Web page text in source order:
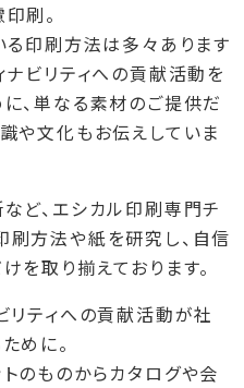
刷。
る印刷方法は多々あります
ナビリティへの貢献活動を
、単なる素材のご提供だ
や文化もお伝えしていま
ど、エシカル印刷専門チ
方法や紙を研究し、自信
を取り揃えております。
リティへの貢献活動が社
めに。
のものからカタログや会